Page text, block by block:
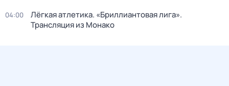
04:00
Лёгкая атлетика. «Бриллиантовая лига».
Трансляция из Монако